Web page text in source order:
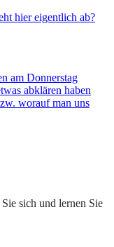
hier eigentlich ab?
am Donnerstag
abklären haben
worauf man uns
sich und lernen Sie